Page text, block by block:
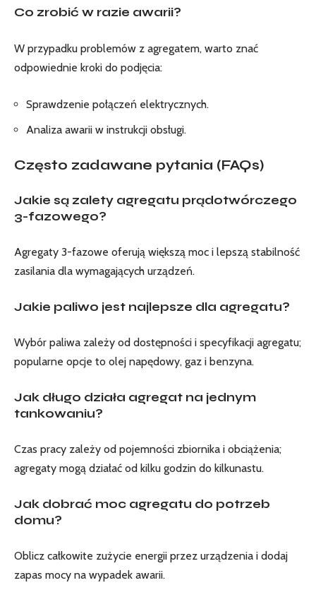
Co zrobić w razie awarii?
W przypadku problemów z agregatem, warto znać
odpowiednie kroki do podjęcia:
Sprawdzenie połączeń elektrycznych.
Analiza awarii w instrukcji obsługi.
Często zadawane pytania (FAQs)
Jakie są zalety agregatu prądotwórczego
3-fazowego?
Agregaty 3-fazowe oferują większą moc i lepszą stabilność
zasilania dla wymagających urządzeń.
Jakie paliwo jest najlepsze dla agregatu?
Wybór paliwa zależy od dostępności i specyfikacji agregatu;
popularne opcje to olej napędowy, gaz i benzyna.
Jak długo działa agregat na jednym
tankowaniu?
Czas pracy zależy od pojemności zbiornika i obciążenia;
agregaty mogą działać od kilku godzin do kilkunastu.
Jak dobrać moc agregatu do potrzeb
domu?
Oblicz całkowite zużycie energii przez urządzenia i dodaj
zapas mocy na wypadek awarii.